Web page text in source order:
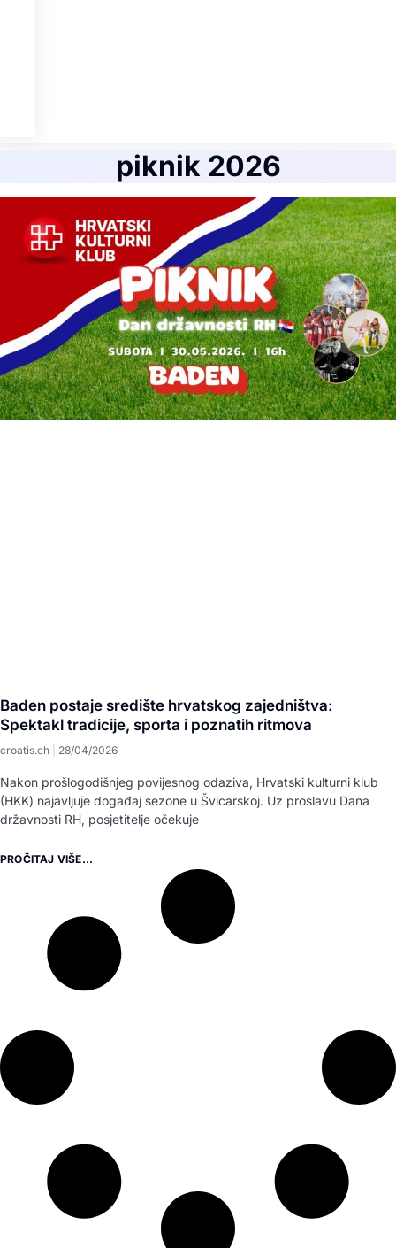
piknik 2026
Baden postaje središte hrvatskog zajedništva:
Spektakl tradicije, sporta i poznatih ritmova
croatis.ch 28/04/2026
Nakon prošlogodišnjeg povijesnog odaziva, Hrvatski kulturni klub
(HKK) najavljuje događaj sezone u Švicarskoj. Uz proslavu Dana
državnosti RH, posjetitelje očekuje
PROČITAJ VIŠE...